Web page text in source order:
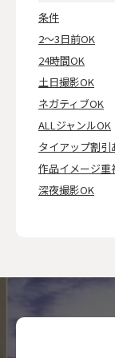
条件
2～3日前OK
24時間OK
土日撮影OK
ネガティブOK
ALLジャンルOK
タイアップ割引
作品イメージ重
深夜撮影OK